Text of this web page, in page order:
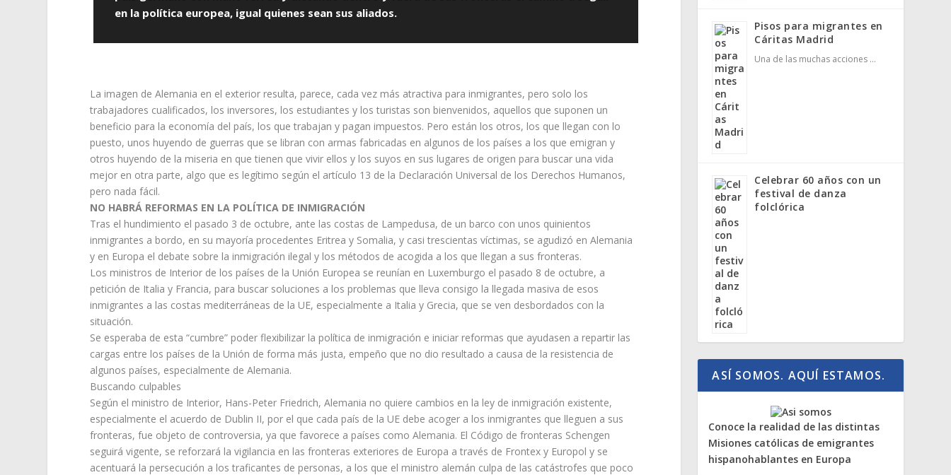
en la política europea, igual quienes sean sus aliados.
La imagen de Alemania en el exterior resulta, parece, cada vez más atractiva para inmigrantes, pero solo los
trabajadores cualificados, los inversores, los estudiantes y los turistas son bienvenidos, aquellos que suponen un
beneficio para la economía del país, los que trabajan y pagan impuestos. Pero están los otros, los que llegan con lo
puesto, unos huyendo de guerras que se libran con armas fabricadas en algunos de los países a los que emigran y
otros huyendo de la miseria en que tienen que vivir ellos y los suyos en sus lugares de origen para buscar una vida
mejor en otra parte, algo que es legítimo según el artículo 13 de la Declaración Universal de los Derechos Humanos,
pero nada fácil.
NO HABRÁ REFORMAS EN LA POLÍTICA DE INMIGRACIÓN
Tras el hundimiento el pasado 3 de octubre, ante las costas de Lampedusa, de un barco con unos quinientos
inmigrantes a bordo, en su mayoría procedentes Eritrea y Somalia, y casi trescientas víctimas, se agudizó en Alemania
y en Europa el debate sobre la inmigración ilegal y los métodos de acogida a los que llegan a sus fronteras.
Los ministros de Interior de los países de la Unión Europea se reunían en Luxemburgo el pasado 8 de octubre, a
petición de Italia y Francia, para buscar soluciones a los problemas que lleva consigo la llegada masiva de esos
inmigrantes a las costas mediterráneas de la UE, especialmente a Italia y Grecia, que se ven desbordados con la
situación.
Se esperaba de esta “cumbre” poder flexibilizar la política de inmigración e iniciar reformas que ayudasen a repartir las
cargas entre los países de la Unión de forma más justa, empeño que no dio resultado a causa de la resistencia de
algunos países, especialmente de Alemania.
Buscando culpables
Según el ministro de Interior, Hans-Peter Friedrich, Alemania no quiere cambios en la ley de inmigración existente,
especialmente el acuerdo de Dublin II, por el que cada país de la UE debe acoger a los inmigrantes que lleguen a sus
fronteras, fue objeto de controversia, ya que favorece a países como Alemania. El Código de fronteras Schengen
seguirá vigente, se reforzará la vigilancia en las fronteras exteriores de Europa a través de Frontex y Europol y se
acentuará la persecución a los traficantes de personas, a los que el ministro alemán culpa de las catástrofes que poco
Pisos para migrantes en
Cáritas Madrid
Una de las muchas acciones …
Celebrar 60 años con un
festival de danza
folclórica
ASÍ SOMOS. AQUÍ ESTAMOS.
Conoce la realidad de las distintas
Misiones católicas de emigrantes
hispanohablantes en Europa